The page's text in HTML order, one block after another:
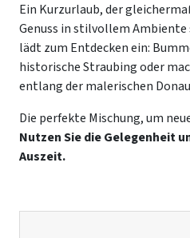
Ein Kurzurlaub, der
Genuss in stilvollem Ambiente
lädt zum Entdecken ein:
historische Straubing oder
entlang der malerischen
Die perfekte Mischung, um
Nutzen Sie die Gelegenheit
Auszeit.